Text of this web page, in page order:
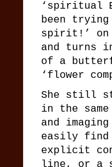
‘spiritual
been
spirit!’ on
and turns
of a
‘flower
She still
in the
and
easily find
explicit
line, or a